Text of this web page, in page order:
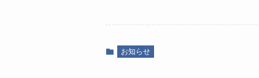
お知らせ